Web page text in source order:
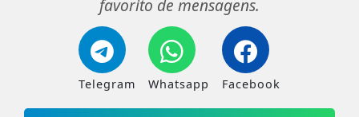
favorito de mensagens.
Telegram Whatsapp Facebook